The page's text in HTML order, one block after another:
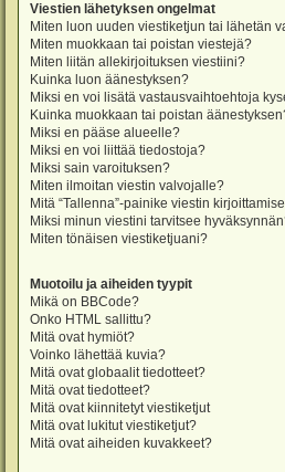
Viestien lähetyksen ongelmat
Miten luon uuden viestiketjun tai lähetän
Miten muokkaan tai poistan viestejä?
Miten liitän allekirjoituksen viestiini?
Kuinka luon äänestyksen?
Miksi en voi lisätä vastausvaihtoehtoja
Kuinka muokkaan tai poistan
Miksi en pääse alueelle?
Miksi en voi liittää tiedostoja?
Miksi sain varoituksen?
Miten ilmoitan viestin valvojalle?
Mitä “Tallenna”-painike viestin
Miksi minun viestini tarvitsee
Miten tönäisen viestiketjuani?
Muotoilu ja aiheiden tyypit
Mikä on BBCode?
Onko HTML sallittu?
Mitä ovat hymiöt?
Voinko lähettää kuvia?
Mitä ovat globaalit tiedotteet?
Mitä ovat tiedotteet?
Mitä ovat kiinnitetyt viestiketjut
Mitä ovat lukitut viestiketjut?
Mitä ovat aiheiden kuvakkeet?